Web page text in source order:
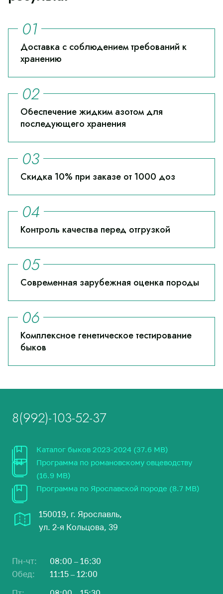
Доставка с соблюдением требований к
хранению
Обеспечение жидким азотом для
последующего хранения
Скидка 10% при заказе от 1000 доз
Контроль качества перед отгрузкой
Современная зарубежная оценка породы
Комплексное генетическое тестирование
быков
8(992)-103-52-37
Пн-чт:
Обед:
08:00 – 16:30
11:15 – 12:00
Каталог быков 2023-2024 (37.6 MB)
Программа по романовскому овцеводству
(16.9 MB)
Программа по Ярославской породе (8.7 MB)
150019, г. Ярославль,
ул. 2-я Кольцова, 39